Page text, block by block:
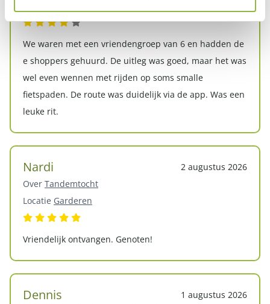
We waren met een vriendengroep van 6 en hadden de
e shoppers gehuurd. De uitleg was goed, maar het was
wel even wennen met rijden op soms smalle
fietspaden. De route was duidelijk via de app. Was een
leuke rit.
Nardi
2 augustus 2026
Over Tandemtocht
Locatie Garderen
Vriendelijk ontvangen. Genoten!
Dennis
1 augustus 2026